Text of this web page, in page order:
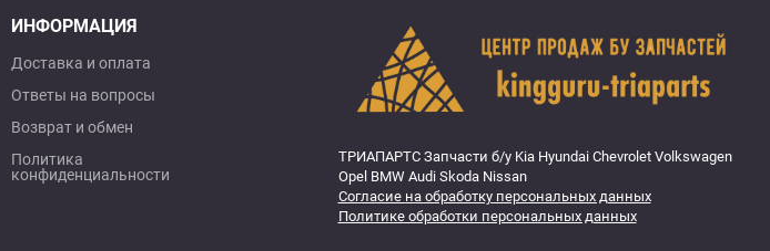
ИНФОРМАЦИЯ
Доставка и оплата
Ответы на вопросы
Возврат и обмен
Политика
конфиденциальности
ТРИАПАРТС Запчасти б/у Kia Hyundai Chevrolet Volkswagen
Opel BMW Audi Skoda Nissan
Согласие на обработку персональных данных
Политике обработки персональных данных